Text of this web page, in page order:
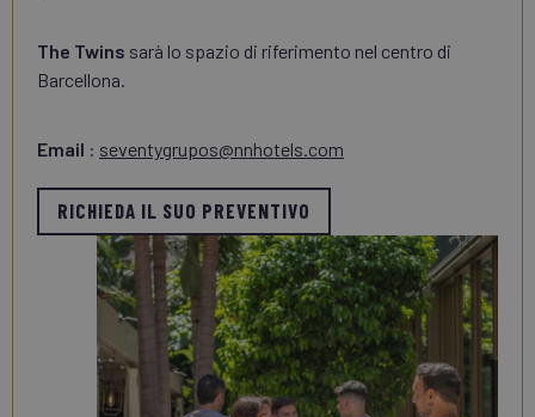
The Twins sarà lo spazio di riferimento nel centro di
Barcellona.
Email : seventygrupos@nnhotels.com
RICHIEDA IL SUO PREVENTIVO